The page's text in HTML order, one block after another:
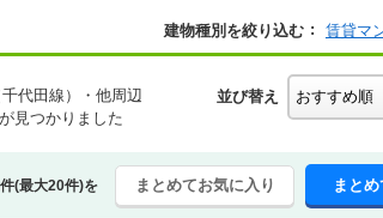
建物種別を絞り込む 賃貸マ
代田線）・他周辺
見つかりました
並び替え
(最大20件)を まとめてお気に入り まと